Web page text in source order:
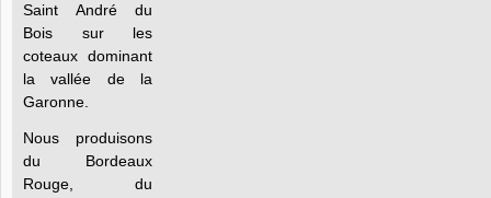
Saint André du
Bois sur les
coteaux dominant
la vallée de la
Garonne.
Nous produisons
du Bordeaux
Rouge, du